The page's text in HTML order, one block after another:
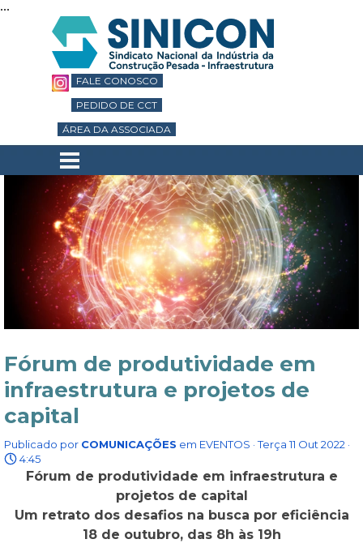
...
Ir para o conteúdo
Pular menu
ÁREA DA ASSOCIADA
PEDIDO DE CCT
FALE CONOSCO
Fórum de produtividade em
infraestrutura e projetos de
capital
Publicado por COMUNICAÇÕES em EVENTOS · Terça 11 Out 2022 ·
4:45
Fórum de produtividade em infraestrutura e
projetos de capital
Um retrato dos desafios na busca por eficiência
18 de outubro, das 8h às 19h